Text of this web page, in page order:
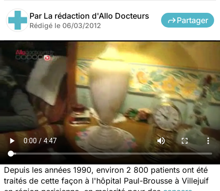
Par La rédaction d'Allo Docteurs
Rédigé le 06/03/2012
Partager
Depuis les années 1990, environ 2 800 patients ont été
traités de cette façon à l'hôpital Paul-Brousse à Villejuif